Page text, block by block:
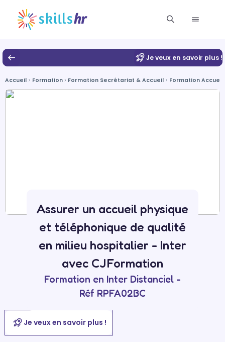
Je veux en savoir plus !
Accueil Formation Formation Secrétariat & Accueil Formation Accueil
Assurer un accueil physique
et téléphonique de qualité
en milieu hospitalier - Inter
avec CJFormation
Formation en Inter Distanciel -
Réf RPFA02BC
Je veux en savoir plus !